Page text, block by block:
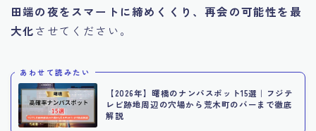
田端の夜をスマートに締めくくり、再会の可能性を最
大化させてください。
あわせて読みたい
【2026年】曙橋のナンパスポット15選｜フジテ
レビ跡地周辺の穴場から荒木町のバーまで徹底
解説